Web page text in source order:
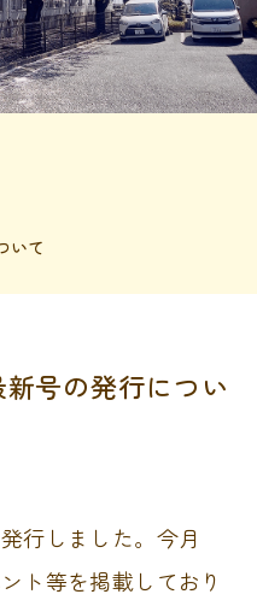
いて
号の発行につい
行しました。今月
ト等を掲載しており